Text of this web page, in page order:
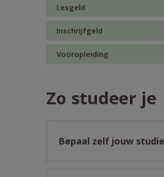
Lesgeld
Inschrijfgeld
Vooropleiding
Zo studeer je
Bepaal zelf jouw